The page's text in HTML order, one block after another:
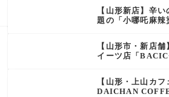
【山形新店】辛
題の「小哪吒麻辣
【山形市・新店
イーツ店「
【山形・上山カ
DAICHAN